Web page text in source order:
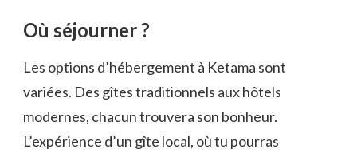
Où séjourner ?
Les options d’hébergement à Ketama sont
variées. Des gîtes traditionnels aux hôtels
modernes, chacun trouvera son bonheur.
L’expérience d’un gîte local, où tu pourras